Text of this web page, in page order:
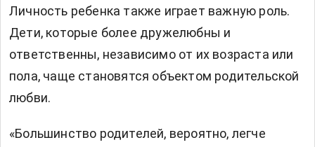
Личность ребенка также играет важную роль.
Дети, которые более дружелюбны и
ответственны, независимо от их возраста или
пола, чаще становятся объектом родительской
любви.
«Большинство родителей, вероятно, легче